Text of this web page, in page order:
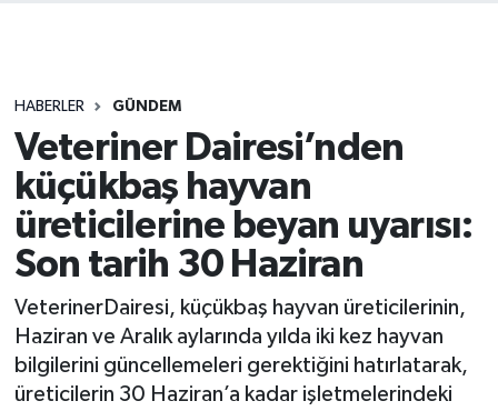
HABERLER GÜNDEM
Veteriner Dairesi’nden
küçükbaş hayvan
üreticilerine beyan uyarısı:
Son tarih 30 Haziran
VeterinerDairesi, küçükbaş hayvan üreticilerinin,
Haziran ve Aralık aylarında yılda iki kez hayvan
bilgilerini güncellemeleri gerektiğini hatırlatarak,
üreticilerin 30 Haziran’a kadar işletmelerindeki